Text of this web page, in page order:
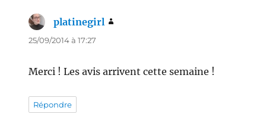
platinegirl
25/09/2014 à 17:27
Merci ! Les avis arrivent cette semaine !
Répondre